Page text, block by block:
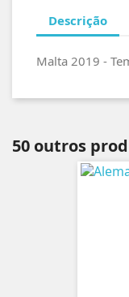
Descrição
Malta 2019 -
50 outros